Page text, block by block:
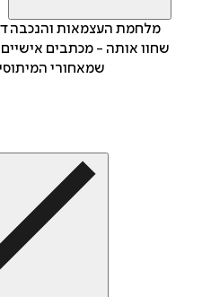
מלחמת העצמאות והנכבה
שחוו אותה - מכתבים
שמאחורי